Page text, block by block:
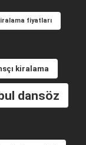
fiyatları
kiralama
dansöz